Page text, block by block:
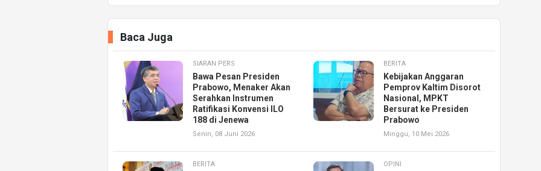
Baca Juga
SIARAN PERS
Bawa Pesan Presiden
Prabowo, Menaker Akan
Serahkan Instrumen
Ratifikasi Konvensi ILO
188 di Jenewa
Senin, 08 Juni 2026
BERITA
Kebijakan Anggaran
Pemprov Kaltim Disorot
Nasional, MPKT
Bersurat ke Presiden
Prabowo
Minggu, 10 Mei 2026
BERITA OPINI